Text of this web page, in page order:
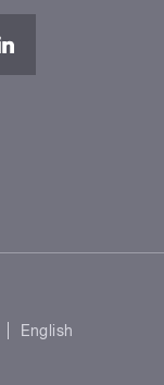
English